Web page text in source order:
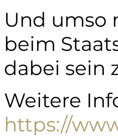
Und umso
beim
dabei sein
Weitere
https://